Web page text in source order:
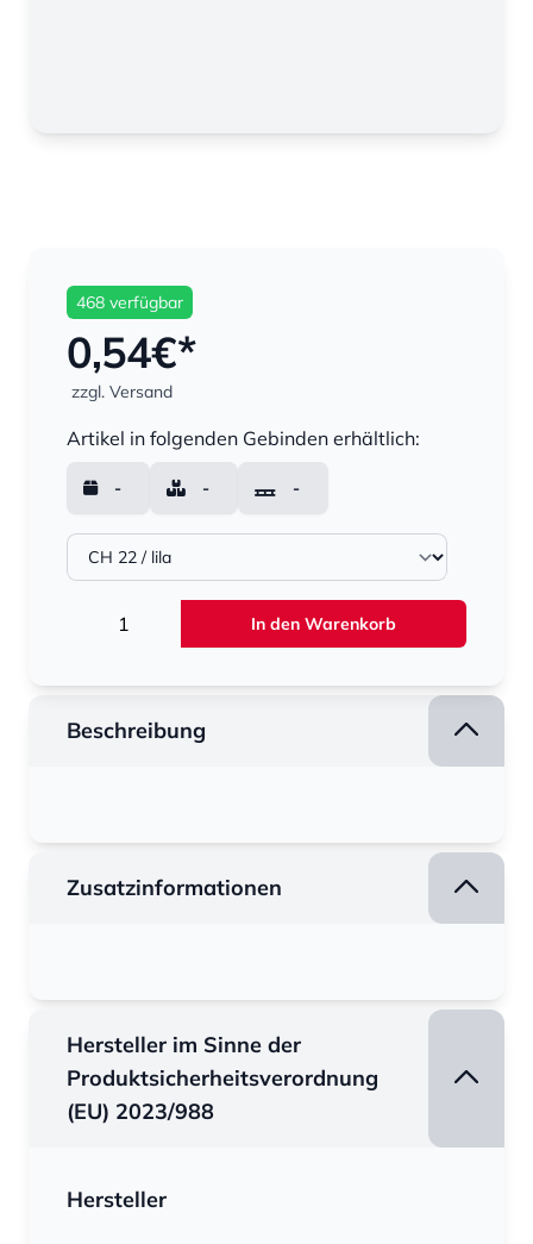
468 verfügbar
0,54€*
zzgl. Versand
Artikel in folgenden Gebinden erhältlich:
- - -
In den Warenkorb
Beschreibung
Zusatzinformationen
Hersteller im Sinne der
Produktsicherheitsverordnung
(EU) 2023/988
Hersteller